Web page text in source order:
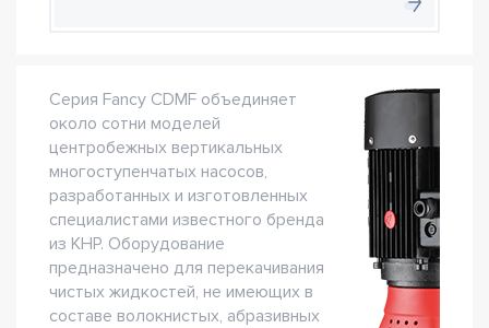
Серия Fancy CDMF объединяет
около сотни моделей
центробежных вертикальных
многоступенчатых насосов,
разработанных и изготовленных
специалистами известного бренда
из КНР. Оборудование
предназначено для перекачивания
чистых жидкостей, не имеющих в
составе волокнистых, абразивных